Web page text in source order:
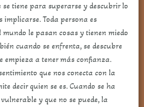
tiene para superarse y descubrir lo
implicarse. Toda persona es
le pasan cosas y tienen miedo
cuando se enfrenta, se descubre
empieza a tener más confianza.
que nos conecta con la
decir quien se es. Cuando se ha
y que no se puede, la